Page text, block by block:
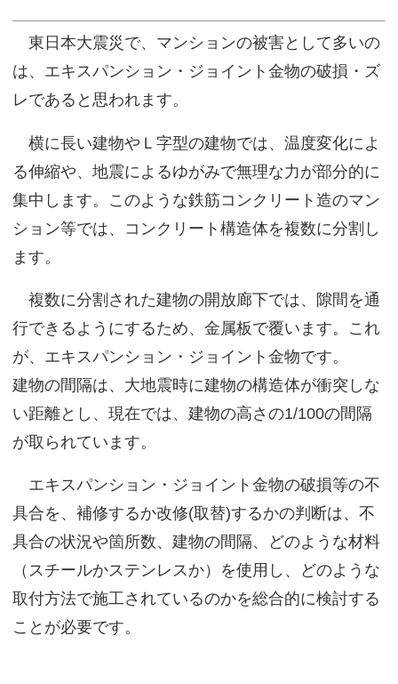
東日本大震災で、マンションの被害として多いの
は、エキスパンション・ジョイント金物の破損・ズ
レであると思われます。
横に長い建物やＬ字型の建物では、温度変化によ
る伸縮や、地震によるゆがみで無理な力が部分的に
集中します。このような鉄筋コンクリート造のマン
ション等では、コンクリート構造体を複数に分割し
ます。
複数に分割された建物の開放廊下では、隙間を通
行できるようにするため、金属板で覆います。これ
が、エキスパンション・ジョイント金物です。
建物の間隔は、大地震時に建物の構造体が衝突しな
い距離とし、現在では、建物の高さの1/100の間隔
が取られています。
エキスパンション・ジョイント金物の破損等の不
具合を、補修するか改修(取替)するかの判断は、不
具合の状況や箇所数、建物の間隔、どのような材料
（スチールかステンレスか）を使用し、どのような
取付方法で施工されているのかを総合的に検討する
ことが必要です。